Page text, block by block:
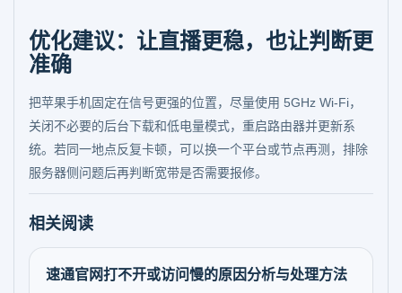
优化建议：让直播更稳，也让判断更
准确
把苹果手机固定在信号更强的位置，尽量使用 5GHz Wi-Fi，
关闭不必要的后台下载和低电量模式，重启路由器并更新系
统。若同一地点反复卡顿，可以换一个平台或节点再测，排除
服务器侧问题后再判断宽带是否需要报修。
相关阅读
速通官网打不开或访问慢的原因分析与处理方法